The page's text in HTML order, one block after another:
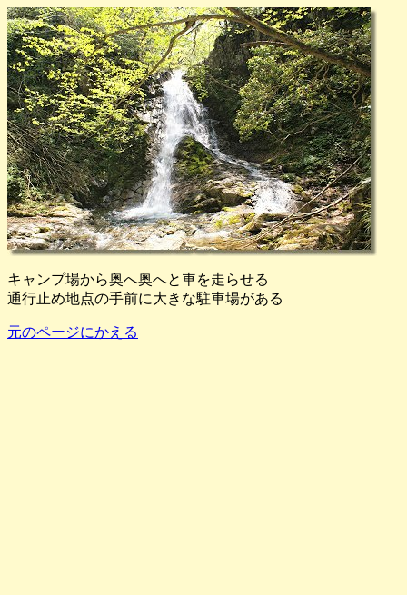
キャンプ場から奥へ奥へと車を走らせる
通行止め地点の手前に大きな駐車場がある
元のページにかえる